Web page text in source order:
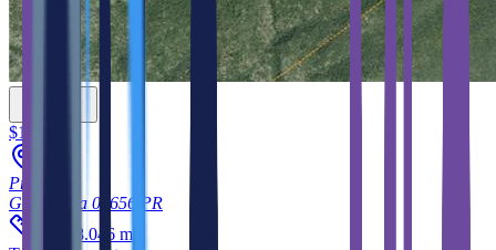
$110,000
Pr-335
Guayanilla 00656
PR
38,268.046 m